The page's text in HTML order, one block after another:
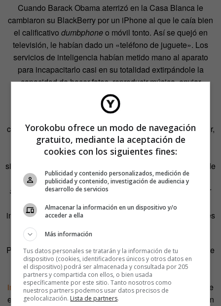
Cuando Barack Obama aterrizó en la Casa Blanca le
cambiaron su BlackBerry por un iPhone al que le caía bien
el calificativo dumbphoneo móvil tonto. Así se quejó en
televisión, le habían dado un «teléfono de juguete». Los
servicios de inteligencia habían metido mano al aparato
para incapacitarlo casi en su totalidad extirpándole la
capacidad de hacer fotos, reproducir música, enviar
mensajes de texto o correos electrónicos.
Donald Trump, por su parte, también recibió un aparato
capado, intervenido y destripado como el de su predecesor,
pero según las últimas informaciones tampoco en la
seguridad ha renunciado a su temperamento kamikaze y
sigue tuiteando desde su Samsung Galaxy. Los sistemas de
cifrado de los que se vanaglorian las marcas de
smartphonesno nos salvan de ataques piratas. Cualquier
móvil del mercado puede ser
hackeado
a base de
insistencia, y en el dispositivo del líder de uno de los países
más poderosos del mundo va a insistirse mucho.
Pero el nuevo presidente de Estados Unidos domina el arte
de vivir en la pura contradicción. De pronto, este
francotirador de red social abogó por
importancia del correo a través de mensajero. Aseguró que
es el único método capaz de asegurar que una información
Yorokobu ofrece un modo de navegación
gratuito, mediante la aceptación de
cookies con los siguientes fines:
Publicidad y contenido personalizados, medición de
publicidad y contenido, investigación de audiencia y
desarrollo de servicios
Almacenar la información en un dispositivo y/o
acceder a ella
Más información
Tus datos personales se tratarán y la información de tu
dispositivo (cookies, identificadores únicos y otros datos en
el dispositivo) podrá ser almacenada y consultada por 205
partners y compartida con ellos, o bien usada
específicamente por este sitio. Tanto nosotros como
nuestros partners podemos usar datos precisos de
geolocalización. Lista de partners.